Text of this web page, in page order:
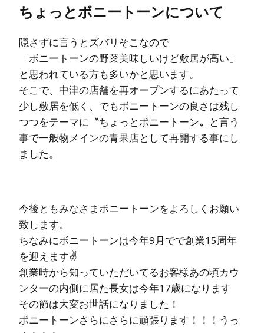
ちょっとボニートーンについて
隠さずに言うとズバリそこなので
「ボニートーンの野菜美味しいけど敷居が高い」
と思われている方も多いかと思います。
そこで、中津の店舗を再オープンするにあたって
少し敷居を低く、でもボニートーンの良さは残し
つつをテーマに〝ちょっとボニートーン〟と言う
事で一般物メインの青果店として再開する事にし
ました。
今後ともみなさまボニートーンをよろしくお願い
致します。
ちなみにボニートーンは今年9月でで創業15周年
を迎えます✌️
創業時から知っていただいてるお客様あの頃カウ
ンターの内側に居た長女は今年17歳になります
その節は大変お世話になりました！
ボニートーンさらにさらに頑張ります！！！うっ